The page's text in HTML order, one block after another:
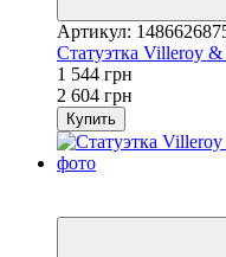
Артикул:
Статуэтка Villeroy
1 544 грн
2 604 грн
Купить